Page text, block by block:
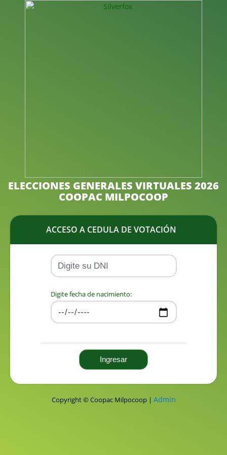
ELECCIONES GENERALES VIRTUALES 2026
COOPAC MILPOCOOP
ACCESO A CEDULA DE VOTACIÓN
Digite fecha de nacimiento:
Ingresar
Copyright © Coopac Milpocoop | Admin